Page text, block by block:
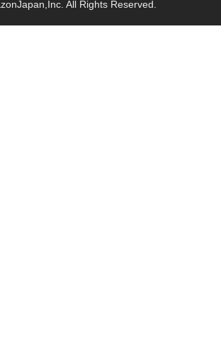
All Rights Reserved.